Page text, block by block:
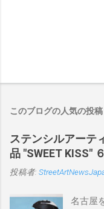
このブログの人気の投稿
ステンシルアーテ
品 "SWEET KISS"
投稿者:
名古屋